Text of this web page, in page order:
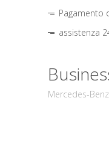
Pagamento
assistenza
Mercedes-